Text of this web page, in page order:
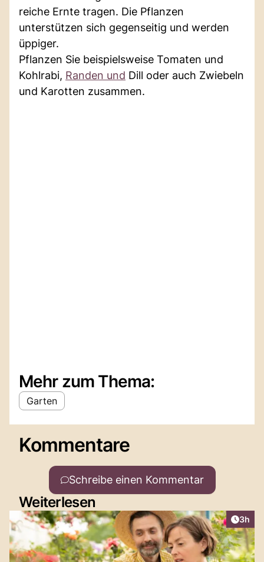
reiche Ernte tragen. Die Pflanzen
unterstützen sich gegenseitig und werden
üppiger.
Pflanzen Sie beispielsweise Tomaten und
Kohlrabi, Randen und Dill oder auch Zwiebeln
und Karotten zusammen.
Mehr zum Thema:
Garten
Kommentare
Schreibe einen Kommentar
Weiterlesen
3h